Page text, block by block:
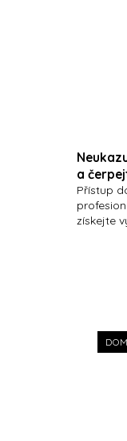
a
Přístup
získejte